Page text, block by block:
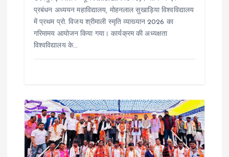
प्रबंधन अध्ययन महाविद्यालय, मोहनलाल सुखाड़िया विश्वविद्यालय
में प्रथम प्रो. विजय श्रीमाली स्मृति व्याख्यान 2026 का
गरिमामय आयोजन किया गया। कार्यक्रम की अध्यक्षता
विश्वविद्यालय के…